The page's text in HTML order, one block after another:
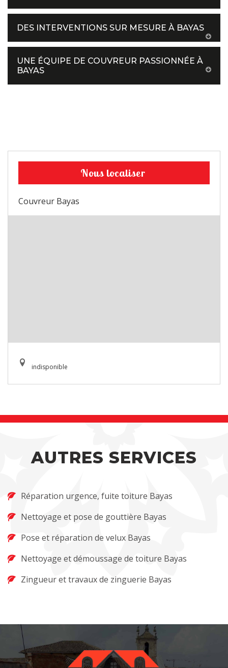
DES INTERVENTIONS SUR MESURE À BAYAS
UNE ÉQUIPE DE COUVREUR PASSIONNÉE À
BAYAS
Nous localiser
Couvreur Bayas
indisponible
AUTRES SERVICES
Réparation urgence, fuite toiture Bayas
Nettoyage et pose de gouttière Bayas
Pose et réparation de velux Bayas
Nettoyage et démoussage de toiture Bayas
Zingueur et travaux de zinguerie Bayas